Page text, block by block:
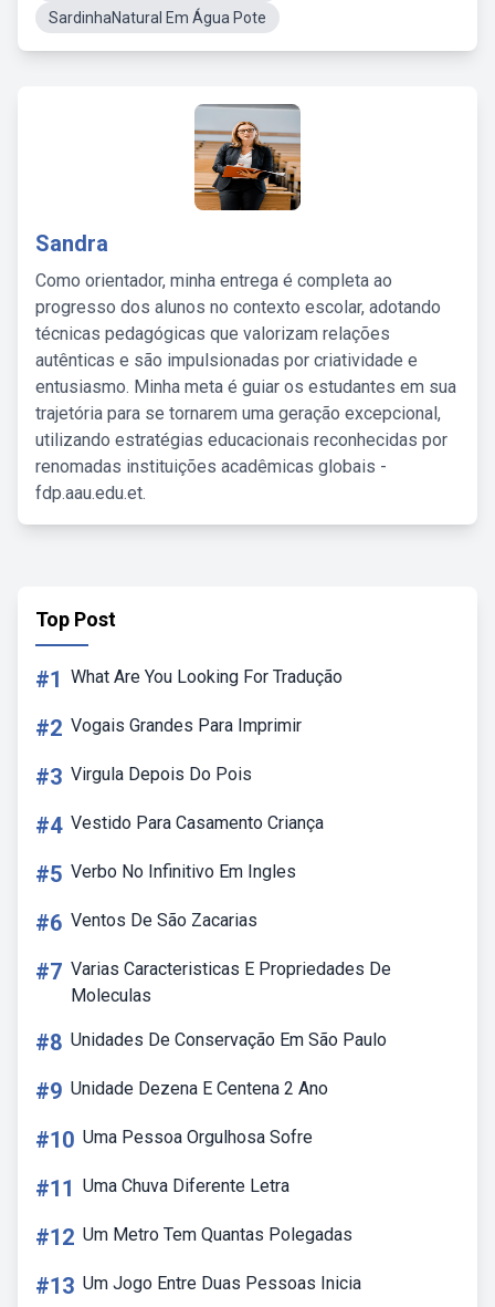
SardinhaNatural Em Água Pote
Sandra
Como orientador, minha entrega é completa ao
progresso dos alunos no contexto escolar, adotando
técnicas pedagógicas que valorizam relações
autênticas e são impulsionadas por criatividade e
entusiasmo. Minha meta é guiar os estudantes em sua
trajetória para se tornarem uma geração excepcional,
utilizando estratégias educacionais reconhecidas por
renomadas instituições acadêmicas globais -
fdp.aau.edu.et.
Top Post
#1 What Are You Looking For Tradução
#2 Vogais Grandes Para Imprimir
#3 Virgula Depois Do Pois
#4 Vestido Para Casamento Criança
#5 Verbo No Infinitivo Em Ingles
#6 Ventos De São Zacarias
#7 Varias Caracteristicas E Propriedades De
Moleculas
#8 Unidades De Conservação Em São Paulo
#9 Unidade Dezena E Centena 2 Ano
#10 Uma Pessoa Orgulhosa Sofre
#11 Uma Chuva Diferente Letra
#12 Um Metro Tem Quantas Polegadas
#13 Um Jogo Entre Duas Pessoas Inicia